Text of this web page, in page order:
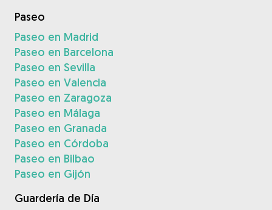
Paseo
Paseo en Madrid
Paseo en Barcelona
Paseo en Sevilla
Paseo en Valencia
Paseo en Zaragoza
Paseo en Málaga
Paseo en Granada
Paseo en Córdoba
Paseo en Bilbao
Paseo en Gijón
Guardería de Día